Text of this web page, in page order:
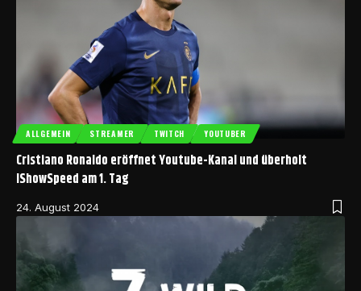
ALLGEMEIN STREAMER TWITCH YOUTUBER
Cristiano Ronaldo eröffnet Youtube-Kanal und überholt
IShowSpeed am 1. Tag
24. August 2024